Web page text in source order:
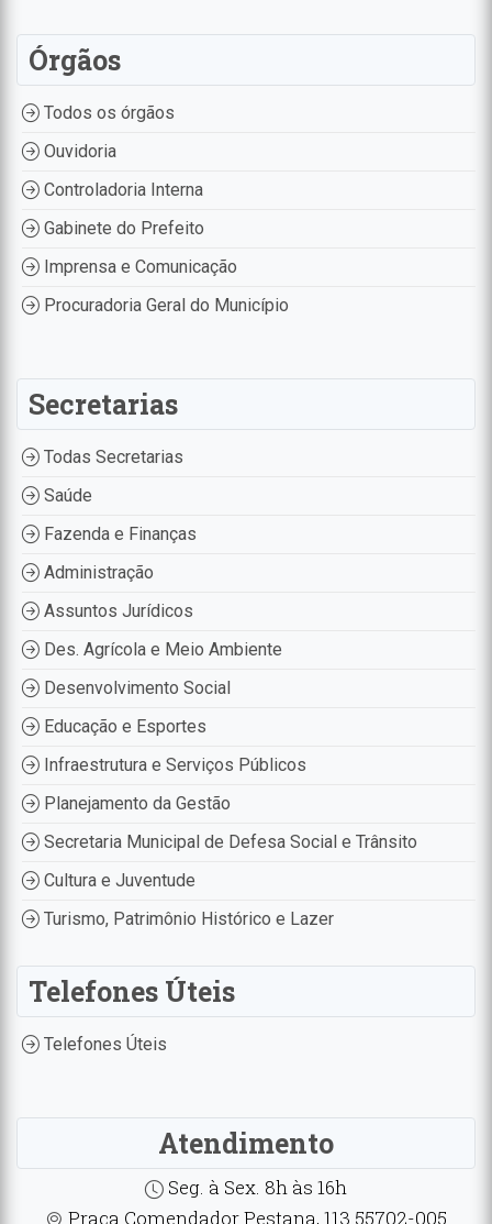
Órgãos
Todos os órgãos
Ouvidoria
Controladoria Interna
Gabinete do Prefeito
Imprensa e Comunicação
Procuradoria Geral do Município
Secretarias
Todas Secretarias
Saúde
Fazenda e Finanças
Administração
Assuntos Jurídicos
Des. Agrícola e Meio Ambiente
Desenvolvimento Social
Educação e Esportes
Infraestrutura e Serviços Públicos
Planejamento da Gestão
Secretaria Municipal de Defesa Social e Trânsito
Cultura e Juventude
Turismo, Patrimônio Histórico e Lazer
Telefones Úteis
Telefones Úteis
Atendimento
Seg. à Sex. 8h às 16h
Praça Comendador Pestana, 113 55702-005